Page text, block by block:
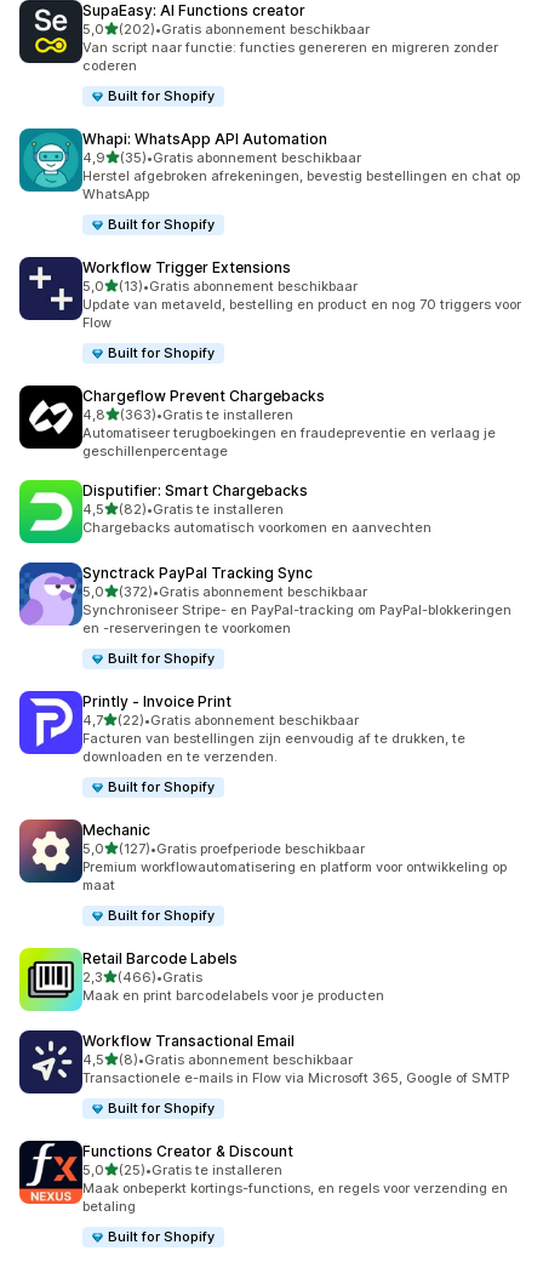
SupaEasy: AI Functions creator
5,0van 5 sterren
(202)
202 recensies in totaal
•Gratis abonnement beschikbaar
Van script naar functie: functies genereren en migreren zonder
coderen
Built for Shopify
Whapi: WhatsApp API Automation
4,9van 5 sterren
(35)
35 recensies in totaal
•Gratis abonnement beschikbaar
Herstel afgebroken afrekeningen, bevestig bestellingen en chat op
WhatsApp
Built for Shopify
Workflow Trigger Extensions
5,0van 5 sterren
(13)
13 recensies in totaal
•Gratis abonnement beschikbaar
Update van metaveld, bestelling en product en nog 70 triggers voor
Flow
Built for Shopify
Chargeflow Prevent Chargebacks
4,8van 5 sterren
(363)
363 recensies in totaal
•Gratis te installeren
Automatiseer terugboekingen en fraudepreventie en verlaag je
geschillenpercentage
Disputifier: Smart Chargebacks
4,5van 5 sterren
(82)
82 recensies in totaal
•Gratis te installeren
Chargebacks automatisch voorkomen en aanvechten
Synctrack PayPal Tracking Sync
5,0van 5 sterren
(372)
372 recensies in totaal
•Gratis abonnement beschikbaar
Synchroniseer Stripe- en PayPal-tracking om PayPal-blokkeringen
en -reserveringen te voorkomen
Built for Shopify
Printly ‑ Invoice Print
4,7van 5 sterren
(22)
22 recensies in totaal
•Gratis abonnement beschikbaar
Facturen van bestellingen zijn eenvoudig af te drukken, te
downloaden en te verzenden.
Built for Shopify
Mechanic
5,0van 5 sterren
(127)
127 recensies in totaal
•Gratis proefperiode beschikbaar
Premium workflowautomatisering en platform voor ontwikkeling op
maat
Built for Shopify
Retail Barcode Labels
2,3van 5 sterren
(466)
466 recensies in totaal
•Gratis
Maak en print barcodelabels voor je producten
Workflow Transactional Email
4,5van 5 sterren
(8)
8 recensies in totaal
•Gratis abonnement beschikbaar
Transactionele e-mails in Flow via Microsoft 365, Google of SMTP
Built for Shopify
Functions Creator & Discount
5,0van 5 sterren
(25)
25 recensies in totaal
•Gratis te installeren
Maak onbeperkt kortings-functions, en regels voor verzending en
betaling
Built for Shopify